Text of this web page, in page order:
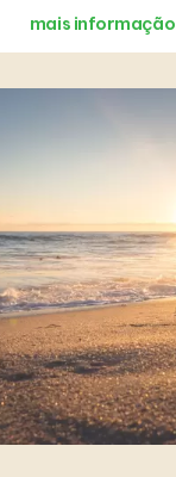
mais informação